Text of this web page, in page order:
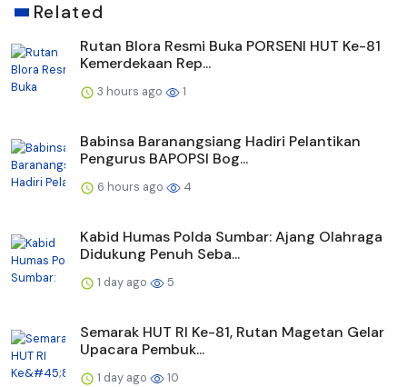
Related
Rutan Blora Resmi Buka PORSENI HUT Ke-81
Kemerdekaan Rep...
3 hours ago 1
Babinsa Baranangsiang Hadiri Pelantikan
Pengurus BAPOPSI Bog...
6 hours ago 4
Kabid Humas Polda Sumbar: Ajang Olahraga
Didukung Penuh Seba...
1 day ago 5
Semarak HUT RI Ke-81, Rutan Magetan Gelar
Upacara Pembuk...
1 day ago 10